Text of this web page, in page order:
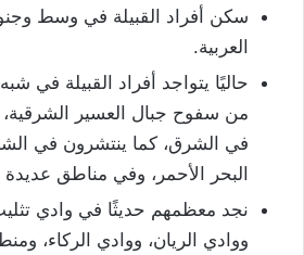
سكن أفراد القبيلة في وسط
العربية.
حاليًا يتواجد أفراد القبيلة في
من سفوح جبال العسير الشرقية،
في الشرق، كما ينتشرون في
البحر الأحمر، وفي مناطق
نجد معظمهم حديثًا في وادي
ووادي الريان، ووادي الركاء،